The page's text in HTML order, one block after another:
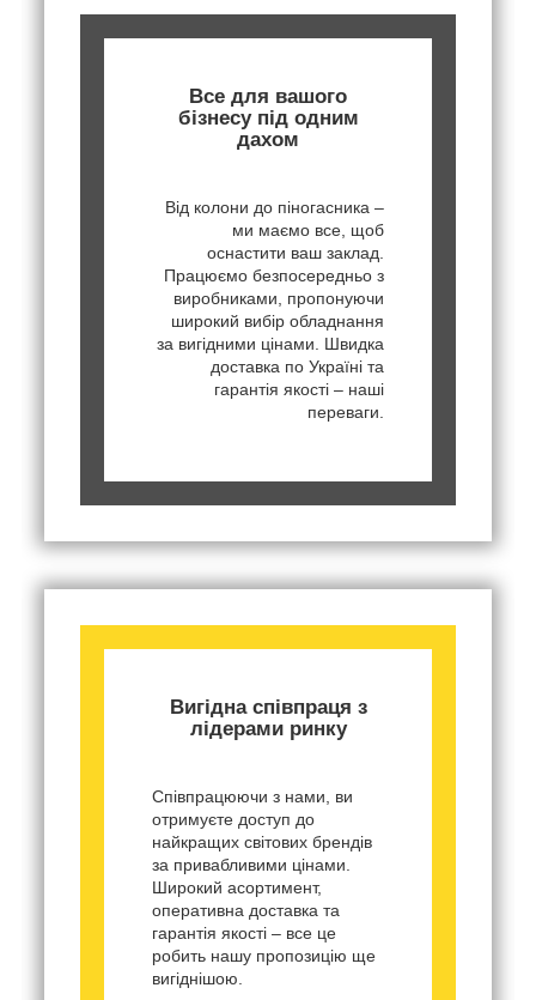
Все для вашого
бізнесу під одним
дахом
Від колони до піногасника –
ми маємо все, щоб
оснастити ваш заклад.
Працюємо безпосередньо з
виробниками, пропонуючи
широкий вибір обладнання
за вигідними цінами. Швидка
доставка по Україні та
гарантія якості – наші
переваги.
Вигідна співпраця з
лідерами ринку
Співпрацюючи з нами, ви
отримуєте доступ до
найкращих світових брендів
за привабливими цінами.
Широкий асортимент,
оперативна доставка та
гарантія якості – все це
робить нашу пропозицію ще
вигіднішою.